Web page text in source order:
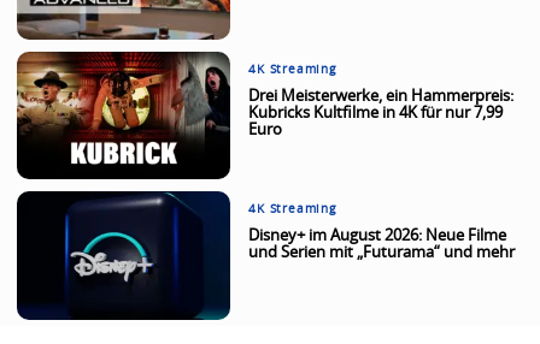
4K Streaming
Drei Meisterwerke, ein Hammerpreis:
Kubricks Kultfilme in 4K für nur 7,99
Euro
4K Streaming
Disney+ im August 2026: Neue Filme
und Serien mit „Futurama“ und mehr